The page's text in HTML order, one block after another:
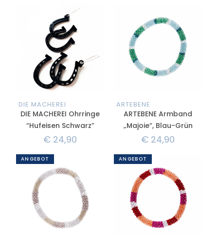
DIE MACHEREI
DIE MACHEREI Ohrringe
“Hufeisen Schwarz”
€ 24,90
ARTEBENE
ARTEBENE Armband
„Majoie“, Blau-Grün
€ 24,90
ANGEBOT ANGEBOT